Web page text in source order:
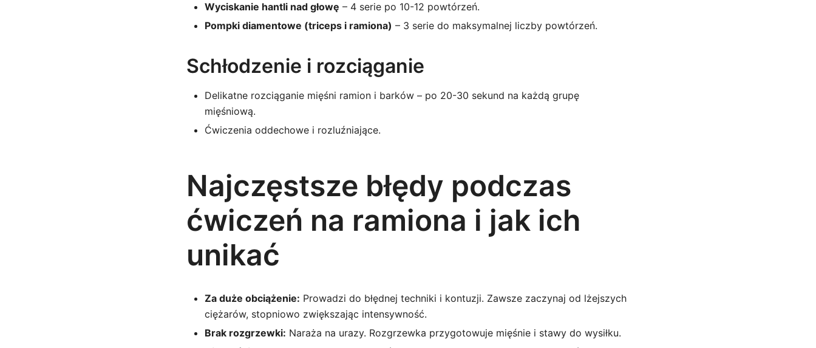
Wyciskanie hantli nad głowę – 4 serie po 10-12 powtórzeń.
Pompki diamentowe (triceps i ramiona) – 3 serie do maksymalnej liczby powtórzeń.
Schłodzenie i rozciąganie
Delikatne rozciąganie mięśni ramion i barków – po 20-30 sekund na każdą grupę
mięśniową.
Ćwiczenia oddechowe i rozluźniające.
Najczęstsze błędy podczas
ćwiczeń na ramiona i jak ich
unikać
Za duże obciążenie: Prowadzi do błędnej techniki i kontuzji. Zawsze zaczynaj od lżejszych
ciężarów, stopniowo zwiększając intensywność.
Brak rozgrzewki: Naraża na urazy. Rozgrzewka przygotowuje mięśnie i stawy do wysiłku.